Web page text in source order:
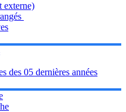
externe)
des 05 dernières années